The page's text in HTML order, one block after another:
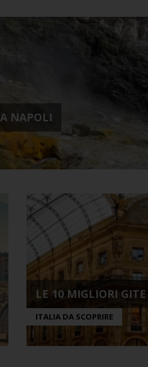
NAPOLI
LE 10 MIGLIORI
ITALIA DA SCOPRIRE